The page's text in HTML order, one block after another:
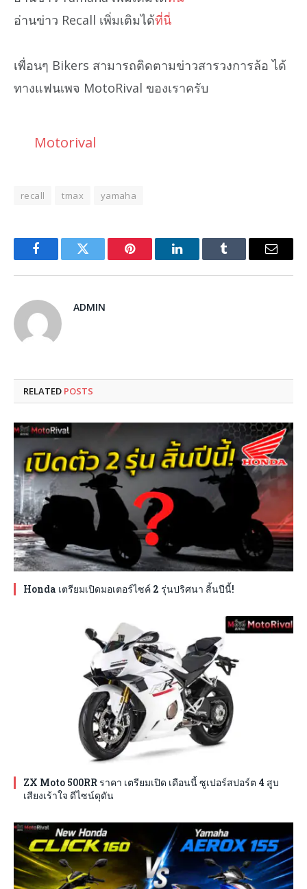
อ่านข่าว Recall เพิ่มเติมได้ที่นี่
เพื่อนๆ Bikers สามารถติดตามข่าวสารวงการล้อ ได้
ทางแฟนเพจ MotoRival ของเราครับ
Motorival
recall tmax yamaha
FacebookTwitter Pinterest LinkedInTumblr Email
ADMIN
RELATED POSTS
Honda เตรียมเปิดมอเตอร์ไซค์ 2 รุ่นปริศนา สิ้นปีนี้!
ZX Moto 500RR ราคา เตรียมเปิด เดือนนี้ ซูเปอร์สปอร์ต 4 สูบ
เสียงเร้าใจ ดีไซน์ดุดัน